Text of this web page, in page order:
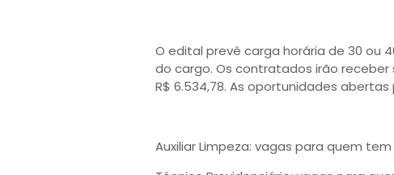
O edital prevê carga horária de 30 ou
do cargo. Os contratados irão receber
R$ 6.534,78. As oportunidades
Auxiliar Limpeza: vagas para quem